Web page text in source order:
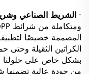
• الشريط الصناعي
المصممة خصيصًا
الكراتين الثقيلة
بشكل خاص على حلولنا